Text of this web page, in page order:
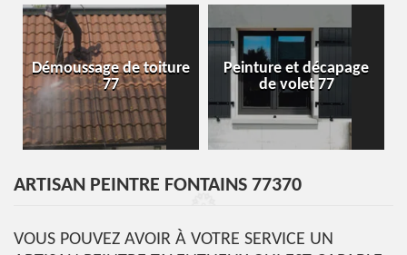
Démoussage de toiture
77
Peinture et décapage
de volet 77
ARTISAN PEINTRE FONTAINS 77370
VOUS POUVEZ AVOIR À VOTRE SERVICE UN